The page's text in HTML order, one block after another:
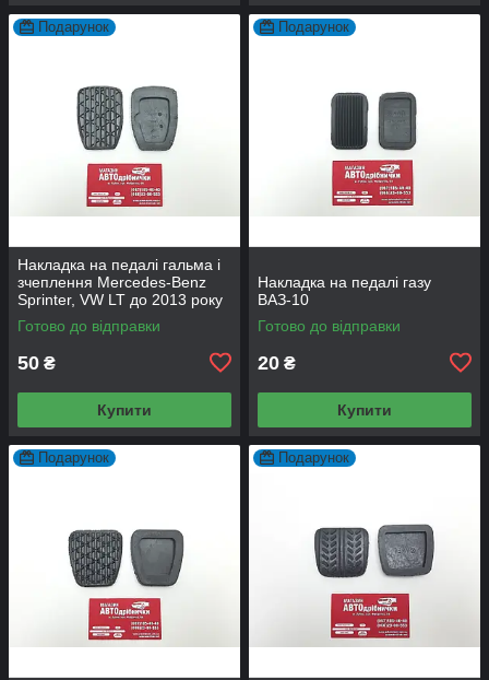
Подарунок
Накладка на педалі гальма і
зчеплення Mercedes-Benz
Sprinter, VW LT до 2013 року
Готово до відправки
50 ₴
Купити
Подарунок
Накладка на педалі газу
ВАЗ-10
Готово до відправки
20 ₴
Купити
Подарунок Подарунок